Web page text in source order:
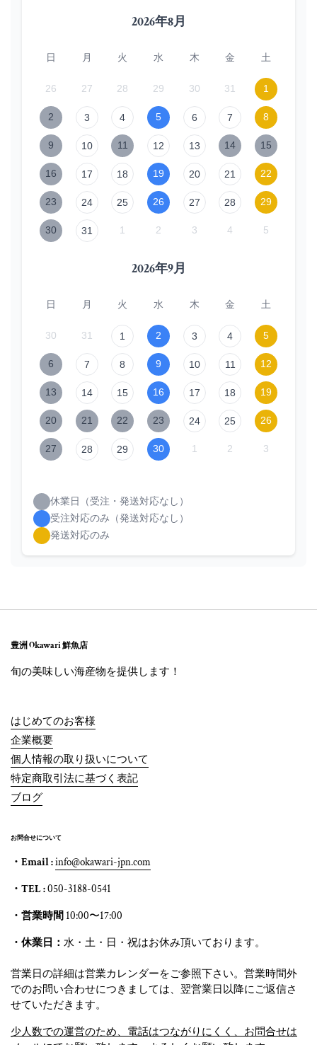
2026年8月
日 月 火 水 木 金 土
26 27 28 29 30 31 1
2 3 4 5 6 7 8
9 10 11 12 13 14 15
16 17 18 19 20 21 22
23 24 25 26 27 28 29
30 31 1 2 3 4 5
2026年9月
日 月 火 水 木 金 土
30 31 1 2 3 4 5
6 7 8 9 10 11 12
13 14 15 16 17 18 19
20 21 22 23 24 25 26
27 28 29 30 1 2 3
休業日（受注・発送対応なし）
受注対応のみ（発送対応なし）
発送対応のみ
豊洲 Okawari 鮮魚店
旬の美味しい海産物を提供します！
はじめてのお客様
企業概要
個人情報の取り扱いについて
特定商取引法に基づく表記
ブログ
お問合せについて
・Email :info@okawari-jpn.com
・TEL :050-3188-0541
・営業時間 10:00〜17:00
・休業日： 水・土・日・祝はお休み頂いております。
営業日の詳細は営業カレンダーをご参照下さい。営業時間外
でのお問い合わせにつきましては、翌営業日以降にご返信さ
せていただきます。
少人数での運営のため、電話はつながりにくく、お問合せは